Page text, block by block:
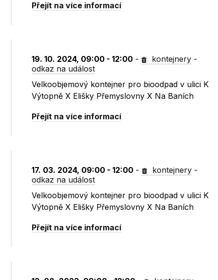
Přejít na více informací
19. 10. 2024, 09:00 - 12:00 - kontejnery -
odkaz na událost
Velkoobjemový kontejner pro bioodpad v ulici K
Výtopně X Elišky Přemyslovny X Na Baních
Přejít na více informací
17. 03. 2024, 09:00 - 12:00 - kontejnery -
odkaz na událost
Velkoobjemový kontejner pro bioodpad v ulici K
Výtopně X Elišky Přemyslovny X Na Baních
Přejít na více informací